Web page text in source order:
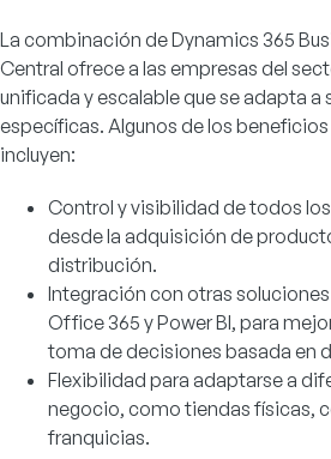
La combinación de Dynamics 365
Central ofrece a las empresas del
unificada y escalable que se adapta a
específicas. Algunos de los
incluyen:
Control y visibilidad de todos
desde la adquisición de
distribución.
Integración con otras
Office 365 y Power BI, para
toma de decisiones basada en
Flexibilidad para adaptarse a
negocio, como tiendas físicas,
franquicias.